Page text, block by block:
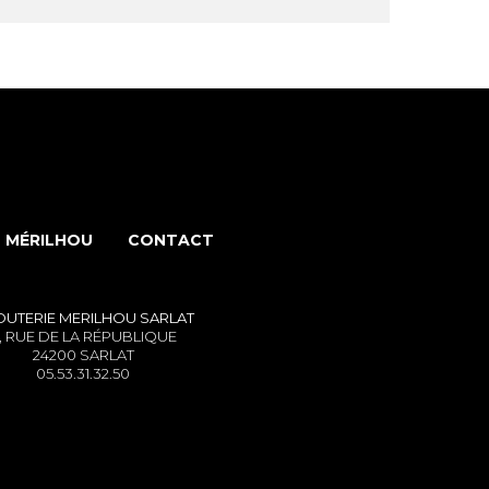
CONTACT
MERILHOU SARLAT
RUE DE LA RÉPUBLIQUE
24200 SARLAT
05.53.31.32.50